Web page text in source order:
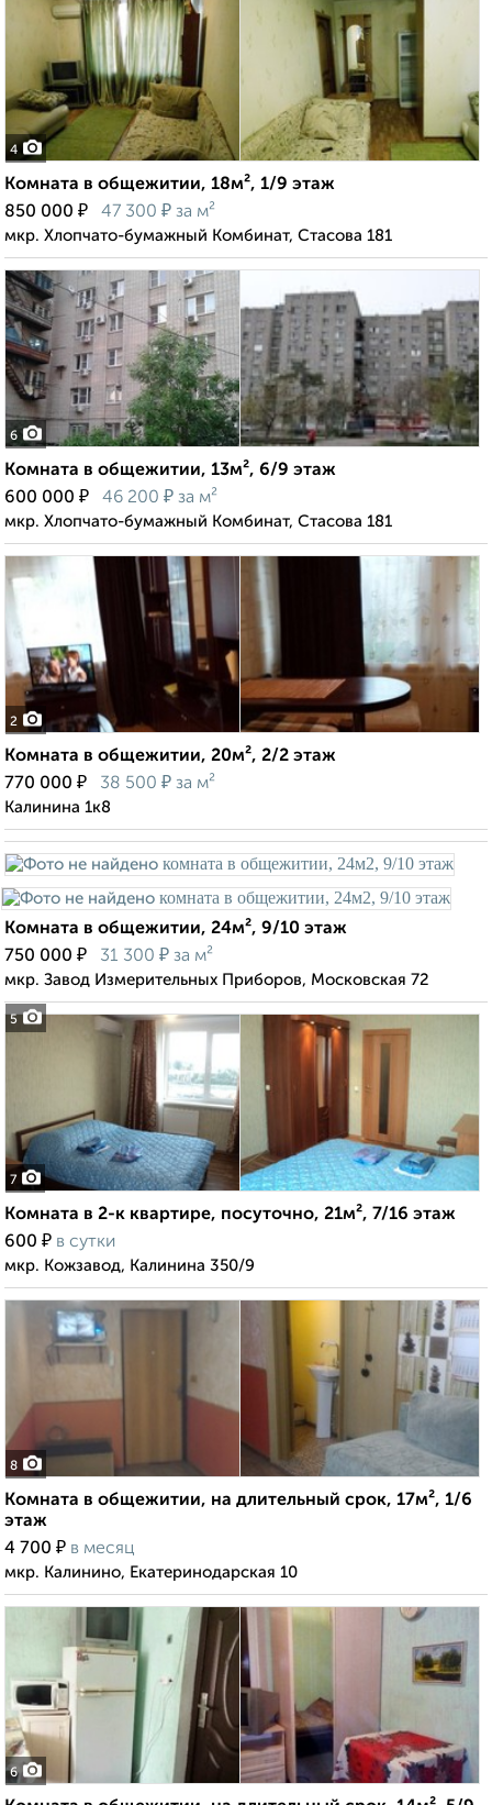
4
Комната в общежитии, 18м², 1/9 этаж
850 000 ₽ 47 300 ₽ за м²
мкр. Хлопчато-бумажный Комбинат, Стасова 181
6
Комната в общежитии, 13м², 6/9 этаж
600 000 ₽ 46 200 ₽ за м²
мкр. Хлопчато-бумажный Комбинат, Стасова 181
2
Комната в общежитии, 20м², 2/2 этаж
770 000 ₽ 38 500 ₽ за м²
Калинина 1к8
5
Комната в общежитии, 24м², 9/10 этаж
750 000 ₽ 31 300 ₽ за м²
мкр. Завод Измерительных Приборов, Московская 72
7
Комната в 2-к квартире, посуточно, 21м², 7/16 этаж
600 ₽ в сутки
мкр. Кожзавод, Калинина 350/9
8
Комната в общежитии, на длительный срок, 17м², 1/6
этаж
4 700 ₽ в месяц
мкр. Калинино, Екатеринодарская 10
6